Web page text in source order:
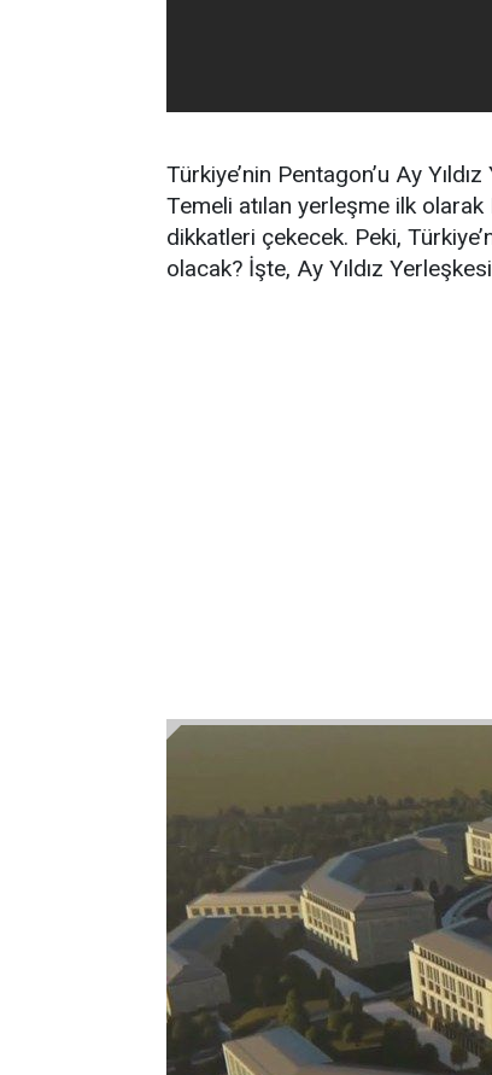
Türkiye’nin Pentagon’u Ay
Temeli atılan yerleşme ilk olarak
dikkatleri çekecek. Peki,
olacak? İşte, Ay Yıldız